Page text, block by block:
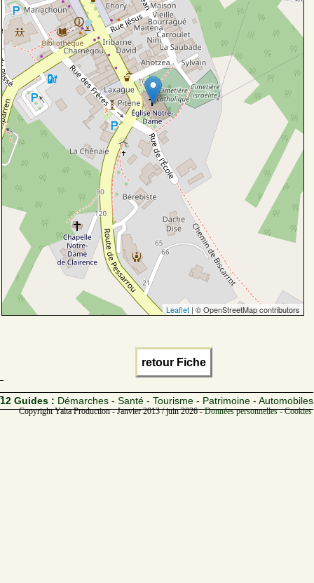
Leaflet | © OpenStreetMap contributors
retour Fiche
12 Guides : Démarches - Santé - Tourisme - Patrimoine - Automobiles
Copyright Yalta Production - Janvier 2013 / juin 2026 -Données personnelles -